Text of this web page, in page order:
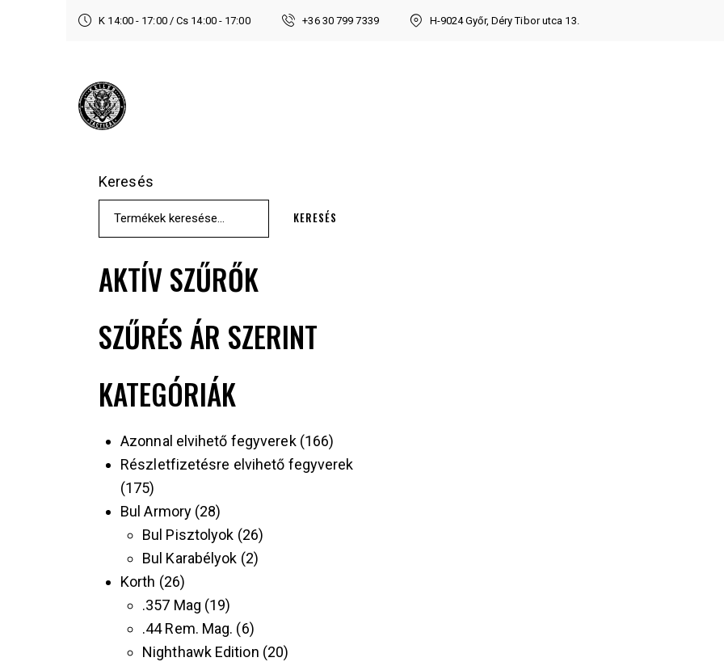
K 14:00 - 17:00 / Cs 14:00 - 17:00 +36 30 799 7339 H-9024 Győr, Déry Tibor utca 13.
Keresés
KERESÉS
AKTÍV SZŰRŐK
SZŰRÉS ÁR SZERINT
KATEGÓRIÁK
Azonnal elvihető fegyverek 166
Részletfizetésre elvihető fegyverek
175
Bul Armory 28
Bul Pisztolyok 26
Bul Karabélyok 2
Korth 26
.357 Mag 19
.44 Rem. Mag.
6
Nighthawk Edition 20